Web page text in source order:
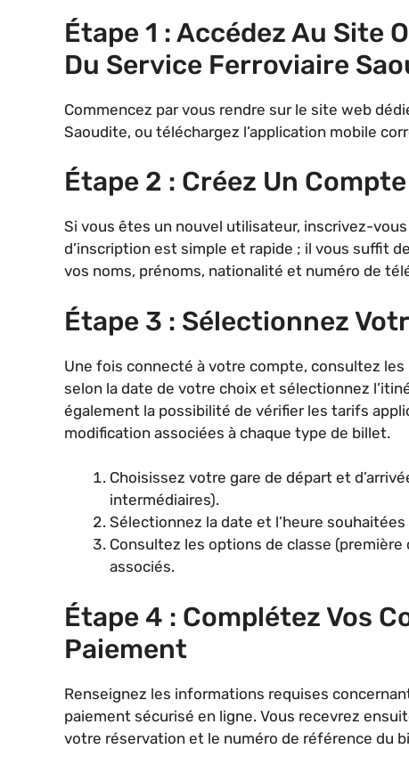
Étape 1 : Accédez Au Site
Du Service Ferroviaire
Commencez par vous rendre sur le site web
Saoudite, ou téléchargez l’application mobile
Étape 2 : Créez Un
Si vous êtes un nouvel utilisateur, inscrivez-
d’inscription est simple et rapide ; il vous suffit
vos noms, prénoms, nationalité et numéro de
Étape 3 : Sélectionnez
Une fois connecté à votre compte, consultez
selon la date de votre choix et sélectionnez
également la possibilité de vérifier les tarifs
modification associées à chaque type de billet.
Choisissez votre gare de départ et
intermédiaires).
Sélectionnez la date et l’heure
Consultez les options de classe
associés.
Étape 4 : Complétez Vos
Paiement
Renseignez les informations requises
paiement sécurisé en ligne. Vous recevrez
votre réservation et le numéro de référence du